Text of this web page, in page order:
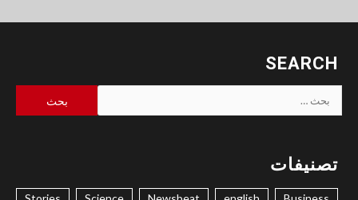
SEARCH
البحث
عن:
تصنيفات